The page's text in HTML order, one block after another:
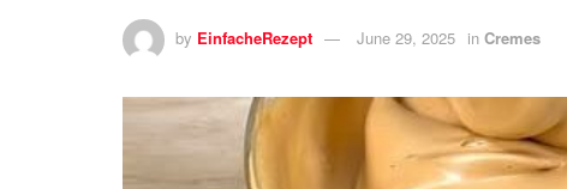
by EinfacheRezept June 29, 2025 in Cremes